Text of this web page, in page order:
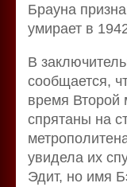
Брауна
умирает в
В
сообщается,
время
спрятаны на
увидела их
Эдит, но имя